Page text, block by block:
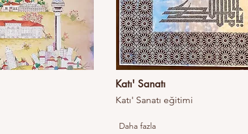
Katı' Sanatı
Katı' Sanatı eğitimi
Daha fazla